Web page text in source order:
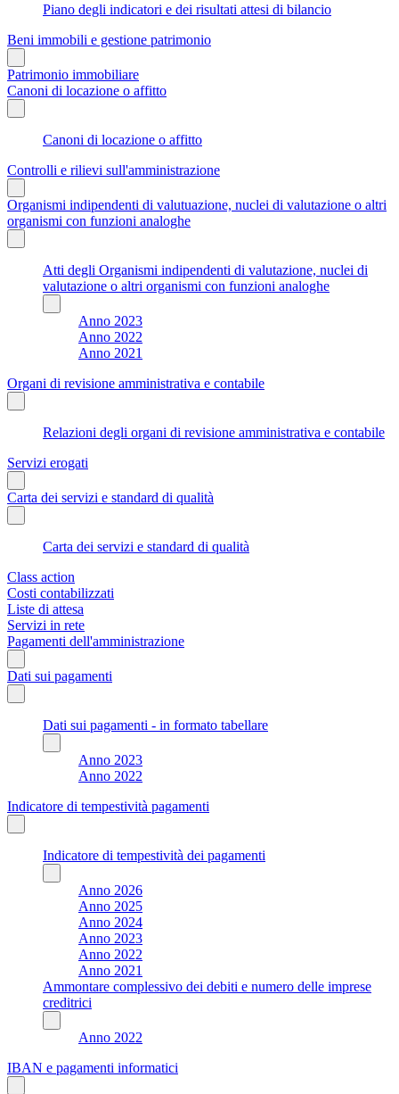
Piano degli indicatori e dei risultati attesi di bilancio
Beni immobili e gestione patrimonio
Patrimonio immobiliare
Canoni di locazione o affitto
Canoni di locazione o affitto
Controlli e rilievi sull'amministrazione
Organismi indipendenti di valutuazione, nuclei di valutazione o altri
organismi con funzioni analoghe
Atti degli Organismi indipendenti di valutazione, nuclei di
valutazione o altri organismi con funzioni analoghe
Anno 2023
Anno 2022
Anno 2021
Organi di revisione amministrativa e contabile
Relazioni degli organi di revisione amministrativa e contabile
Servizi erogati
Carta dei servizi e standard di qualità
Carta dei servizi e standard di qualità
Class action
Costi contabilizzati
Liste di attesa
Servizi in rete
Pagamenti dell'amministrazione
Dati sui pagamenti
Dati sui pagamenti - in formato tabellare
Anno 2023
Anno 2022
Indicatore di tempestività pagamenti
Indicatore di tempestività dei pagamenti
Anno 2026
Anno 2025
Anno 2024
Anno 2023
Anno 2022
Anno 2021
Ammontare complessivo dei debiti e numero delle imprese
creditrici
Anno 2022
IBAN e pagamenti informatici